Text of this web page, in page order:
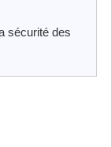
sécurité des